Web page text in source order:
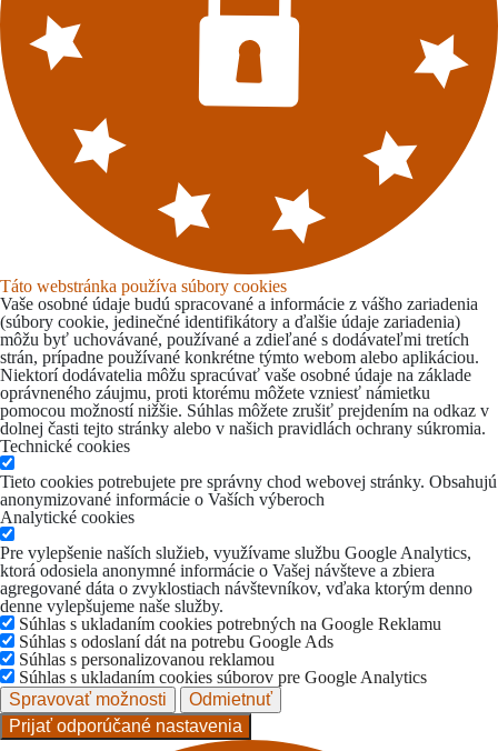
Táto webstránka používa súbory cookies
Vaše osobné údaje budú spracované a informácie z vášho zariadenia
(súbory cookie, jedinečné identifikátory a ďalšie údaje zariadenia)
môžu byť uchovávané, používané a zdieľané s dodávateľmi tretích
strán, prípadne používané konkrétne týmto webom alebo aplikáciou.
Niektorí dodávatelia môžu spracúvať vaše osobné údaje na základe
oprávneného záujmu, proti ktorému môžete vzniesť námietku
pomocou možností nižšie. Súhlas môžete zrušiť prejdením na odkaz v
dolnej časti tejto stránky alebo v našich pravidlách ochrany súkromia.
Technické cookies
Tieto cookies potrebujete pre správny chod webovej stránky. Obsahujú
anonymizované informácie o Vaších výberoch
Analytické cookies
Pre vylepšenie naších služieb, využívame službu Google Analytics,
ktorá odosiela anonymné informácie o Vašej návšteve a zbiera
agregované dáta o zvyklostiach návštevníkov, vďaka ktorým denno
denne vylepšujeme naše služby.
Súhlas s ukladaním cookies potrebných na Google Reklamu
Súhlas s odoslaní dát na potrebu Google Ads
Súhlas s personalizovanou reklamou
Súhlas s ukladaním cookies súborov pre Google Analytics
Spravovať možnosti
Odmietnuť
Prijať odporúčané nastavenia